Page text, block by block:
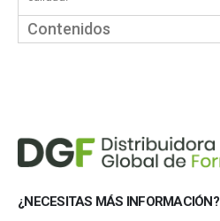
Contenidos
¿NECESITAS MÁS INFORMACIÓN?